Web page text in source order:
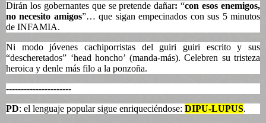
Dirán los gobernantes que se pretende dañar: “con esos enemigos,
no necesito amigos”… que sigan empecinados con sus 5 minutos
de INFAMIA.
Ni modo jóvenes cachiporristas del guiri guiri escrito y sus
“descheretados” ‘head honcho’ (manda-más). Celebren su tristeza
heroica y denle más filo a la ponzoña.
----------------------
PD: el lenguaje popular sigue enriqueciéndose: DIPU-LUPUS.